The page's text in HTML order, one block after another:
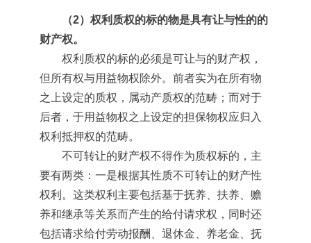
（2）权利质权的标的物是具有让与性的的
财产权。
权利质权的标的必须是可让与的财产权，
但所有权与用益物权除外。前者实为在所有物
之上设定的质权，属动产质权的范畴；而对于
后者，于用益物权之上设定的担保物权应归入
权利抵押权的范畴。
不可转让的财产权不得作为质权标的，主
要有两类：一是根据其性质不可转让的财产性
权利。这类权利主要包括基于抚养、扶养、赡
养和继承等关系而产生的给付请求权，同时还
包括请求给付劳动报酬、退休金、养老金、抚